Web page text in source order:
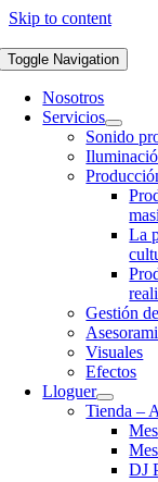
Skip to content
Toggle Navigation
Nosotros
Servicios
Sonido
La
Gestión
Visuales
Efectos
Lloguer
Tienda –
DJ